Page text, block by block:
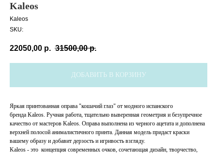
Kaleos
Kaleos
SKU:
22050,00 р. 31500,00 р.
ДОБАВИТЬ В КОРЗИНУ
Яркая принтованная оправа "кошачий глаз" от модного испанского
бренда Kaleos. Ручная работа, тщательно выверенная геометрия и безупречное
качество от мастеров Kaleos. Оправа выполнена из черного ацетата и дополнена
верхней полосой анималистичного принта. Данная модель придаст краски
вашему образу и добавит дерзость и игривость взгляду.
Kaleos - это концепция современных очков, сочетающая дизайн, творчество,